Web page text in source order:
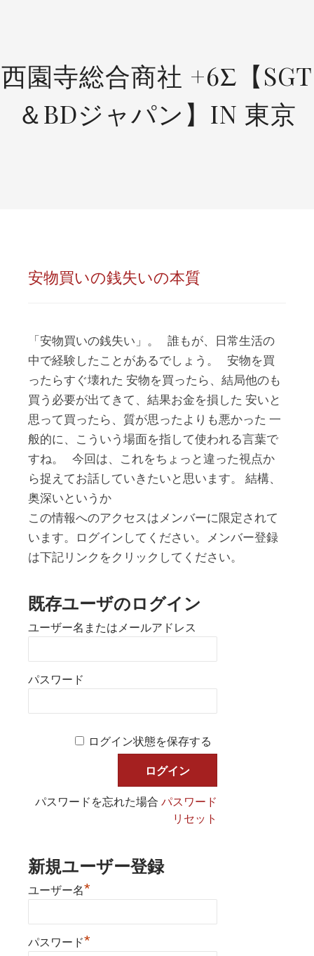
西園寺総合商社 +6Σ【SGT
＆BDジャパン】IN 東京
安物買いの銭失いの本質
「安物買いの銭失い」。 誰もが、日常生活の
中で経験したことがあるでしょう。 安物を買
ったらすぐ壊れた 安物を買ったら、結局他のも
買う必要が出てきて、結果お金を損した 安いと
思って買ったら、質が思ったよりも悪かった 一
般的に、こういう場面を指して使われる言葉で
すね。 今回は、これをちょっと違った視点か
ら捉えてお話していきたいと思います。 結構、
奥深いというか
この情報へのアクセスはメンバーに限定されて
います。ログインしてください。メンバー登録
は下記リンクをクリックしてください。
既存ユーザのログイン
ユーザー名またはメールアドレス
パスワード
ログイン状態を保存する
パスワードを忘れた場合パスワード
リセット
新規ユーザー登録
ユーザー名*
パスワード*